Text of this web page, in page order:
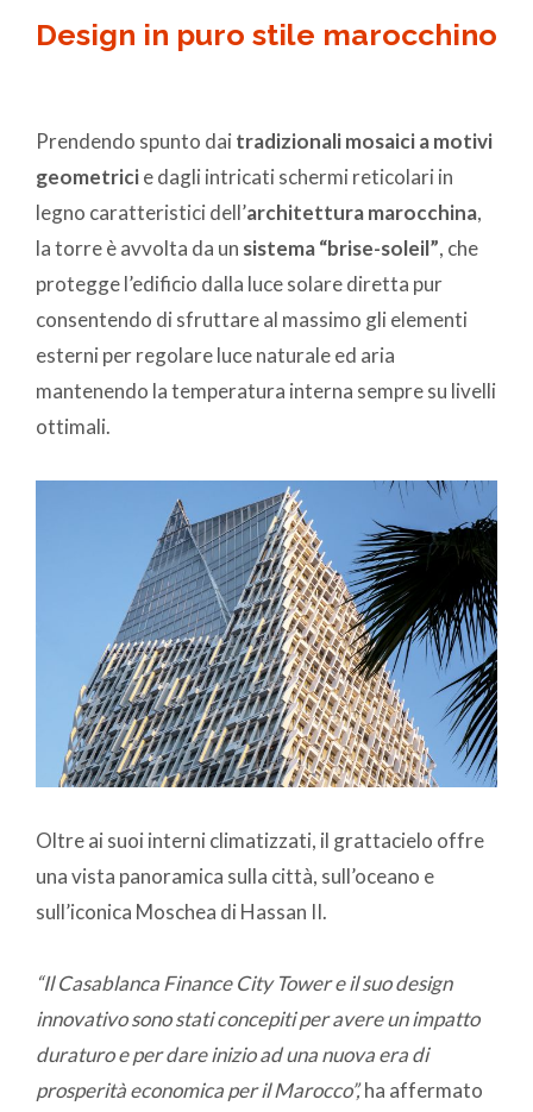
Design in puro stile marocchino
Prendendo spunto dai tradizionali mosaici a motivi
geometricie dagli intricati schermi reticolari in
legno caratteristici dell’architettura marocchina,
la torre è avvolta da un sistema “brise-soleil”, che
protegge l’edificio dalla luce solare diretta pur
consentendo di sfruttare al massimo gli elementi
esterni per regolare luce naturale ed aria
mantenendo la temperatura interna sempre su livelli
ottimali.
Oltre ai suoi interni climatizzati, il grattacielo offre
una vista panoramica sulla città, sull’oceano e
sull’iconica Moschea di Hassan II.
“Il Casablanca Finance City Tower e il suo design
innovativo sono stati concepiti per avere un impatto
duraturo e per dare inizio ad una nuova era di
prosperità economica per il Marocco”,ha affermato